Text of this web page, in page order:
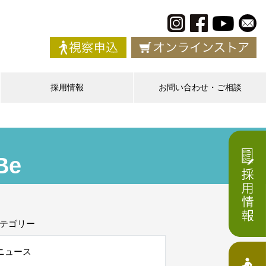
採用情報 お問い合わせ・ご相談
ゴリー
ュース